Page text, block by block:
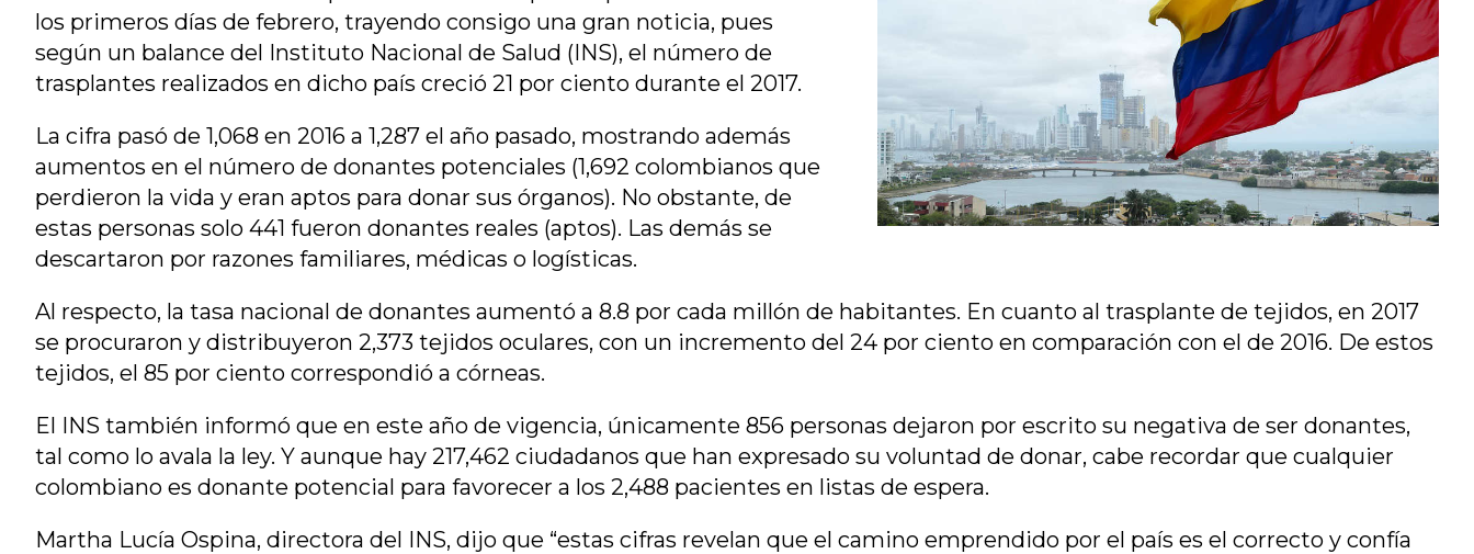
los primeros días de febrero, trayendo consigo una gran noticia, pues
según un balance del Instituto Nacional de Salud (INS), el número de
trasplantes realizados en dicho país creció 21 por ciento durante el 2017.
La cifra pasó de 1,068 en 2016 a 1,287 el año pasado, mostrando además
aumentos en el número de donantes potenciales (1,692 colombianos que
perdieron la vida y eran aptos para donar sus órganos). No obstante, de
estas personas solo 441 fueron donantes reales (aptos). Las demás se
descartaron por razones familiares, médicas o logísticas.
Al respecto, la tasa nacional de donantes aumentó a 8.8 por cada millón de habitantes. En cuanto al trasplante de tejidos, en 2017
se procuraron y distribuyeron 2,373 tejidos oculares, con un incremento del 24 por ciento en comparación con el de 2016. De estos
tejidos, el 85 por ciento correspondió a córneas.
El INS también informó que en este año de vigencia, únicamente 856 personas dejaron por escrito su negativa de ser donantes,
tal como lo avala la ley. Y aunque hay 217,462 ciudadanos que han expresado su voluntad de donar, cabe recordar que cualquier
colombiano es donante potencial para favorecer a los 2,488 pacientes en listas de espera.
Martha Lucía Ospina, directora del INS, dijo que “estas cifras revelan que el camino emprendido por el país es el correcto y confía